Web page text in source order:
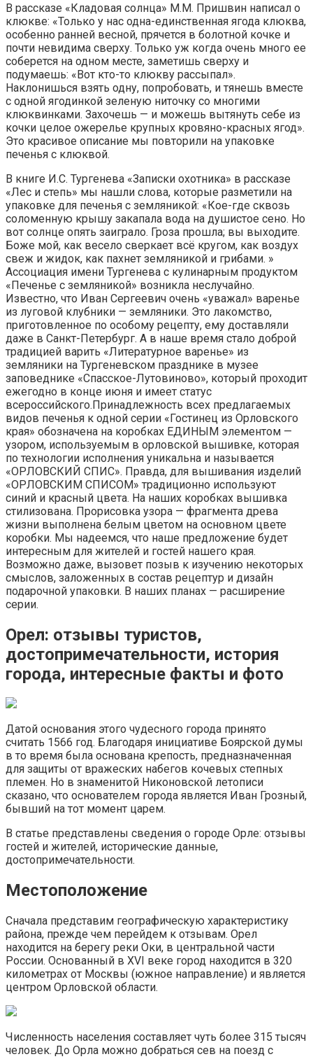
В рассказе «Кладовая солнца» М.М. Пришвин написал о
клюкве: «Только у нас одна-единственная ягода клюква,
особенно ранней весной, прячется в болотной кочке и
почти невидима сверху. Только уж когда очень много ее
соберется на одном месте, заметишь сверху и
подумаешь: «Вот кто-то клюкву рассыпал».
Наклонишься взять одну, попробовать, и тянешь вместе
с одной ягодинкой зеленую ниточку со многими
клюквинками. Захочешь — и можешь вытянуть себе из
кочки целое ожерелье крупных кровяно-красных ягод».
Это красивое описание мы повторили на упаковке
печенья с клюквой.
В книге И.С. Тургенева «Записки охотника» в рассказе
«Лес и степь» мы нашли слова, которые разметили на
упаковке для печенья с земляникой: «Кое-где сквозь
соломенную крышу закапала вода на душистое сено. Но
вот солнце опять заиграло. Гроза прошла; вы выходите.
Боже мой, как весело сверкает всё кругом, как воздух
свеж и жидок, как пахнет земляникой и грибами. »
Ассоциация имени Тургенева с кулинарным продуктом
«Печенье с земляникой» возникла неслучайно.
Известно, что Иван Сергеевич очень «уважал» варенье
из луговой клубники — земляники. Это лакомство,
приготовленное по особому рецепту, ему доставляли
даже в Санкт-Петербург. А в наше время стало доброй
традицией варить «Литературное варенье» из
земляники на Тургеневском празднике в музее
заповеднике «Спасское-Лутовиново», который проходит
ежегодно в конце июня и имеет статус
всероссийского.Принадлежность всех предлагаемых
видов печенья к одной серии «Гостинец из Орловского
края» обозначена на коробках ЕДИНЫМ элементом —
узором, используемым в орловской вышивке, которая
по технологии исполнения уникальна и называется
«ОРЛОВСКИЙ СПИС». Правда, для вышивания изделий
«ОРЛОВСКИМ СПИСОМ» традиционно используют
синий и красный цвета. На наших коробках вышивка
стилизована. Прорисовка узора — фрагмента древа
жизни выполнена белым цветом на основном цвете
коробки. Мы надеемся, что наше предложение будет
интересным для жителей и гостей нашего края.
Возможно даже, вызовет позыв к изучению некоторых
смыслов, заложенных в состав рецептур и дизайн
подарочной упаковки. В наших планах — расширение
серии.
Орел: отзывы туристов,
достопримечательности, история
города, интересные факты и фото
Датой основания этого чудесного города принято
считать 1566 год. Благодаря инициативе Боярской думы
в то время была основана крепость, предназначенная
для защиты от вражеских набегов кочевых степных
племен. Но в знаменитой Никоновской летописи
сказано, что основателем города является Иван Грозный,
бывший на тот момент царем.
В статье представлены сведения о городе Орле: отзывы
гостей и жителей, исторические данные,
достопримечательности.
Местоположение
Сначала представим географическую характеристику
района, прежде чем перейдем к отзывам. Орел
находится на берегу реки Оки, в центральной части
России. Основанный в XVI веке город находится в 320
километрах от Москвы (южное направление) и является
центром Орловской области.
Численность населения составляет чуть более 315 тысяч
человек. До Орла можно добраться сев на поезд с